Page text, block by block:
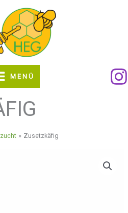
MENÜ
Zusetzkäfig